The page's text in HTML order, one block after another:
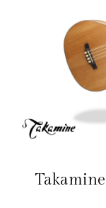
Takamine